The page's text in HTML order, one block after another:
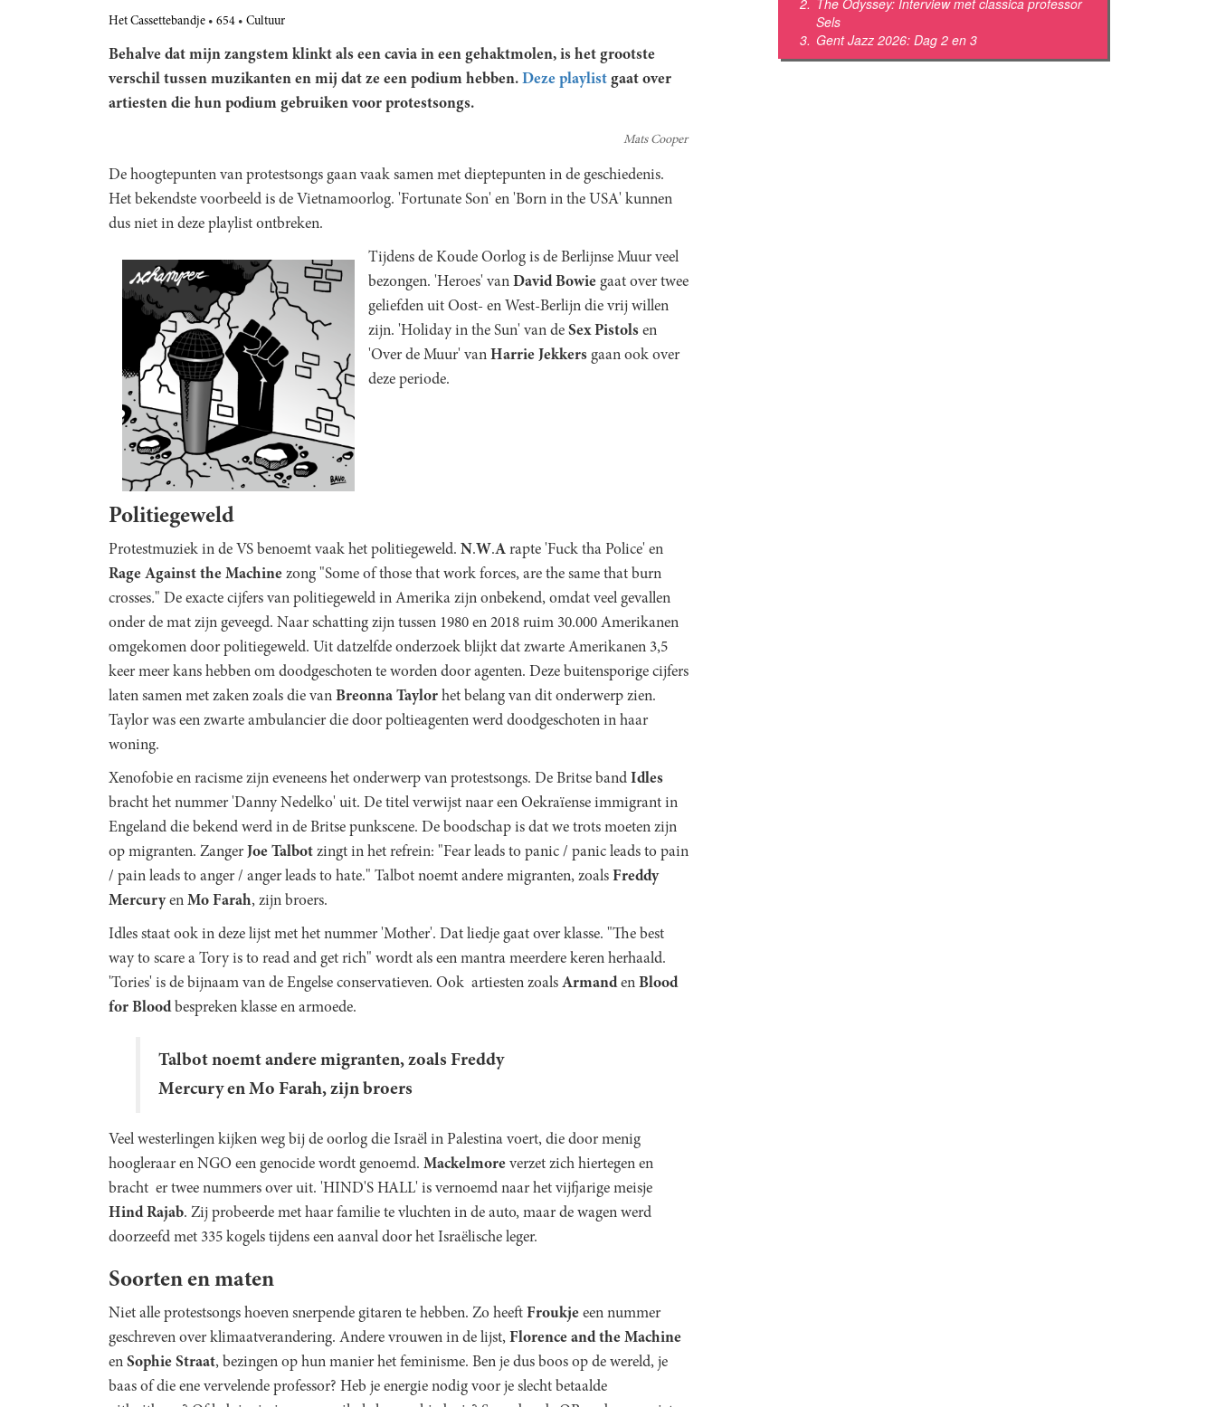
Het Cassettebandje 654 Cultuur
Behalve dat mijn zangstem klinkt als een cavia in een gehaktmolen, is het grootste
verschil tussen muzikanten en mij dat ze een podium hebben. Deze playlist gaat over
artiesten die hun podium gebruiken voor protestsongs.
Mats Cooper
De hoogtepunten van protestsongs gaan vaak samen met dieptepunten in de geschiedenis.
Het bekendste voorbeeld is de Vietnamoorlog. 'Fortunate Son' en 'Born in the USA' kunnen
dus niet in deze playlist ontbreken.
Tijdens de Koude Oorlog is de Berlijnse Muur veel
bezongen. 'Heroes' van David Bowiegaat over twee
geliefden uit Oost- en West-Berlijn die vrij willen
zijn. 'Holiday in the Sun' van de Sex Pistols en
'Over de Muur' van Harrie Jekkersgaan ook over
deze periode.
Politiegeweld
Protestmuziek in de VS benoemt vaak het politiegeweld. N.W.A rapte 'Fuck tha Police' en
Rage Against the Machine zong "Some of those that work forces, are the same that burn
crosses." De exacte cijfers van politiegeweld in Amerika zijn onbekend, omdat veel gevallen
onder de mat zijn geveegd. Naar schatting zijn tussen 1980 en 2018 ruim 30.000 Amerikanen
omgekomen door politiegeweld. Uit datzelfde onderzoek blijkt dat zwarte Amerikanen 3,5
keer meer kans hebben om doodgeschoten te worden door agenten. Deze buitensporige cijfers
laten samen met zaken zoals die van Breonna Taylor het belang van dit onderwerp zien.
Taylor was een zwarte ambulancier die door poltieagenten werd doodgeschoten in haar
woning.
Xenofobie en racisme zijn eveneens het onderwerp van protestsongs. De Britse band Idles
bracht het nummer 'Danny Nedelko' uit. De titel verwijst naar een Oekraïense immigrant in
Engeland die bekend werd in de Britse punkscene. De boodschap is dat we trots moeten zijn
op migranten. Zanger Joe Talbot zingt in het refrein: "Fear leads to panic / panic leads to pain
/ pain leads to anger / anger leads to hate." Talbot noemt andere migranten, zoals Freddy
Mercuryen Mo Farah, zijn broers.
Idles staat ook in deze lijst met het nummer 'Mother'. Dat liedje gaat over klasse. "The best
way to scare a Tory is to read and get rich" wordt als een mantra meerdere keren herhaald.
'Tories' is de bijnaam van de Engelse conservatieven. Ook artiesten zoals Armanden Blood
for Blood bespreken klasse en armoede.
Talbot noemt andere migranten, zoals Freddy
Mercury en Mo Farah, zijn broers
Veel westerlingen kijken weg bij de oorlog die Israël in Palestina voert, die door menig
hoogleraar en NGO een genocide wordt genoemd. Mackelmore verzet zich hiertegen en
bracht er twee nummers over uit. 'HIND'S HALL' is vernoemd naar het vijfjarige meisje
Hind Rajab. Zij probeerde met haar familie te vluchten in de auto, maar de wagen werd
doorzeefd met 335 kogels tijdens een aanval door het Israëlische leger.
Soorten en maten
Niet alle protestsongs hoeven snerpende gitaren te hebben. Zo heeft Froukje een nummer
geschreven over klimaatverandering. Andere vrouwen in de lijst, Florence and the Machine
en Sophie Straat, bezingen op hun manier het feminisme. Ben je dus boos op de wereld, je
baas of die ene vervelende professor? Heb je energie nodig voor je slecht betaalde
Sels
Gent Jazz 2026: Dag 2 en 3